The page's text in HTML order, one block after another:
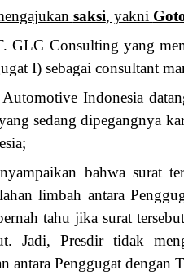
saksi, yakni
GLC Consulting yang
I) sebagai consultant
Indonesia
sedang dipegangnya
bahwa surat
limbah antara
tahu jika surat
Jadi, Presdir tidak
antara Penggugat dengan